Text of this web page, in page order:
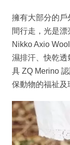
擁有大部分的
間行走，光是
Nikko Axio
濕排汗、快乾
具 ZQ Merino
保動物的福祉及